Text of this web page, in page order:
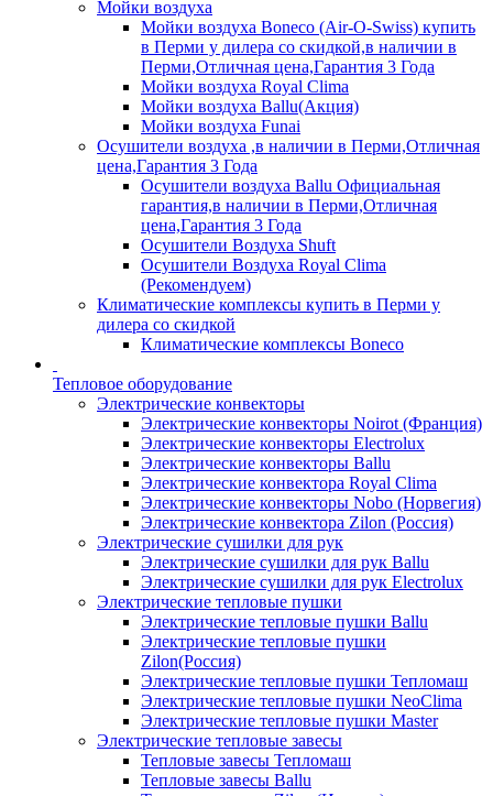
Мойки воздуха
Мойки воздуха Boneco (Air-O-Swiss) купить
в Перми у дилера со скидкой,в наличии в
Перми,Отличная цена,Гарантия 3 Года
Мойки воздуха Royal Clima
Мойки воздуха Ballu(Акция)
Мойки воздуха Funai
Осушители воздуха ,в наличии в Перми,Отличная
цена,Гарантия 3 Года
Осушители воздуха Ballu Официальная
гарантия,в наличии в Перми,Отличная
цена,Гарантия 3 Года
Осушители Воздуха Shuft
Осушители Воздуха Royal Clima
(Рекомендуем)
Климатические комплексы купить в Перми у
дилера со скидкой
Климатические комплексы Boneсo
Тепловое оборудование
Электрические конвекторы
Электрические конвекторы Noirot (Франция)
Электрические конвекторы Electrolux
Электрические конвекторы Ballu
Электрические конвектора Royal Clima
Электрические конвекторы Nobo (Норвегия)
Электрические конвектора Zilon (Россия)
Электрические сушилки для рук
Электрические сушилки для рук Ballu
Электрические сушилки для рук Electrolux
Электрические тепловые пушки
Электрические тепловые пушки Ballu
Электрические тепловые пушки
Zilon(Россия)
Электрические тепловые пушки Тепломаш
Электрические тепловые пушки NeoClima
Электрические тепловые пушки Master
Электрические тепловые завесы
Тепловые завесы Тепломаш
Тепловые завесы Ballu